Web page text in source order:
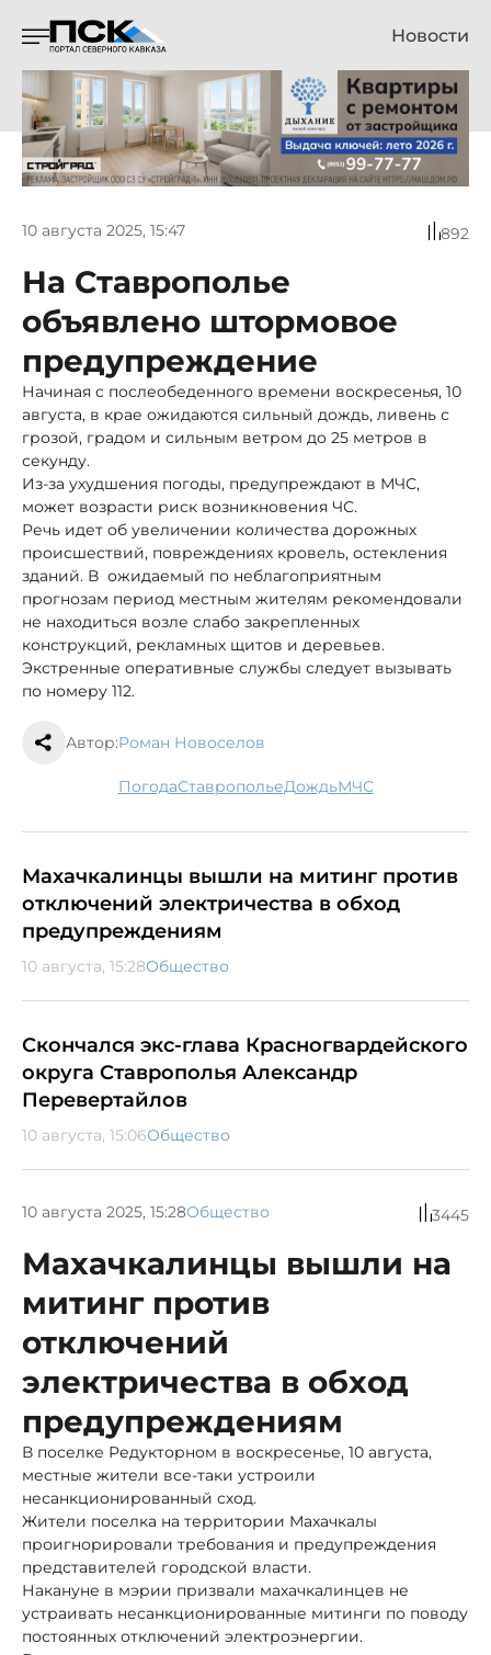
Новости
10 августа 2025, 15:47 892
На Ставрополье
объявлено штормовое
предупреждение
Начиная с послеобеденного времени воскресенья, 10
августа, в крае ожидаются сильный дождь, ливень с
грозой, градом и сильным ветром до 25 метров в
секунду.
Из-за ухудшения погоды, предупреждают в МЧС,
может возрасти риск возникновения ЧС.
Речь идет об увеличении количества дорожных
происшествий, повреждениях кровель, остекления
зданий. В ожидаемый по неблагоприятным
прогнозам период местным жителям рекомендовали
не находиться возле слабо закрепленных
конструкций, рекламных щитов и деревьев.
Экстренные оперативные службы следует вызывать
по номеру 112.
Автор:Роман Новоселов
погода Ставрополье дождь МЧС
Махачкалинцы вышли на митинг против
отключений электричества в обход
предупреждениям
10 августа, 15:28Общество
Скончался экс-глава Красногвардейского
округа Ставрополья Александр
Перевертайлов
10 августа, 15:06Общество
10 августа 2025, 15:28Общество 3445
Махачкалинцы вышли на
митинг против
отключений
электричества в обход
предупреждениям
В поселке Редукторном в воскресенье, 10 августа,
местные жители все-таки устроили
несанкционированный сход.
Жители поселка на территории Махачкалы
проигнорировали требования и предупреждения
представителей городской власти.
Накануне в мэрии призвали махачкалинцев не
устраивать несанкционированные митинги по поводу
постоянных отключений электроэнергии.